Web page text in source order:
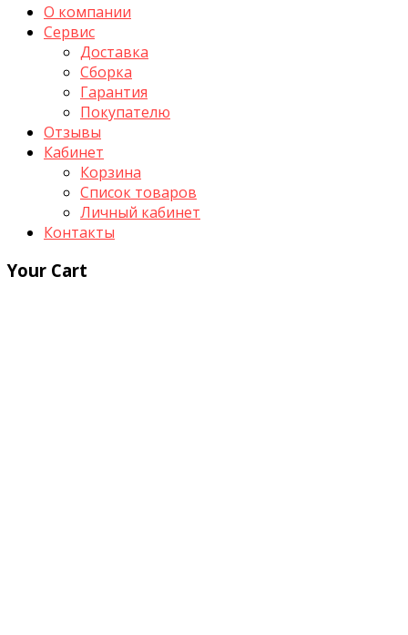
О компании
Сервис
Доставка
Сборка
Гарантия
Покупателю
Отзывы
Кабинет
Корзина
Список товаров
Личный кабинет
Контакты
Your Cart